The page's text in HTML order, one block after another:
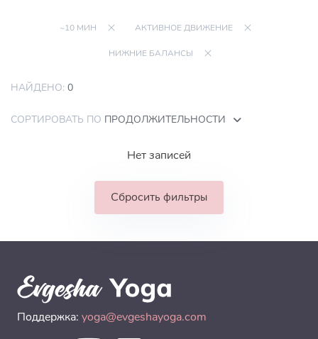
~10 МИН АКТИВНОЕ ДВИЖЕНИЕ
НИЖНИЕ БАЛАНСЫ
НАЙДЕНО: 0
СОРТИРОВАТЬ ПО ПРОДОЛЖИТЕЛЬНОСТИ
Нет записей
Сбросить фильтры
Поддержка: yoga@evgeshayoga.com